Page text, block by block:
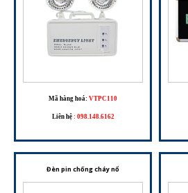
Mã hàng hoá: VTPC110
Liên hệ : 098.148.6162
Đèn pin chống cháy nổ